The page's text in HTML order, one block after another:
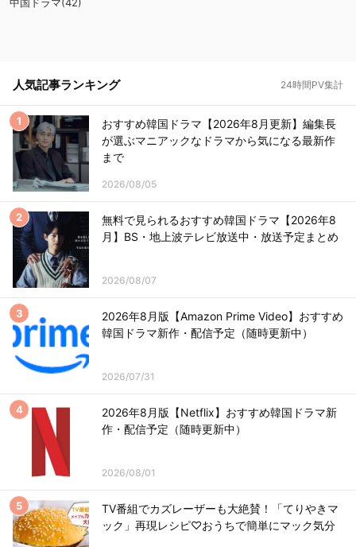
人気記事ランキング 24時間PV集計
おすすめ韓国ドラマ【2026年8月更新】編集長
が選ぶマニアックなドラマから気になる最新作
まで
2026/08/05
無料で見られるおすすめ韓国ドラマ【2026年8
月】BS・地上波テレビ放送中・放送予定まとめ
2026/08/07
2026年8月版【Amazon Prime Video】おすすめ
韓国ドラマ新作・配信予定（随時更新中）
2026/07/31
2026年8月版【Netflix】おすすめ韓国ドラマ新
作・配信予定（随時更新中）
2026/08/01
TV番組でカズレーザーも大絶賛！「てりやきマ
ック」再現レシピ♡おうちで簡単にマック気分